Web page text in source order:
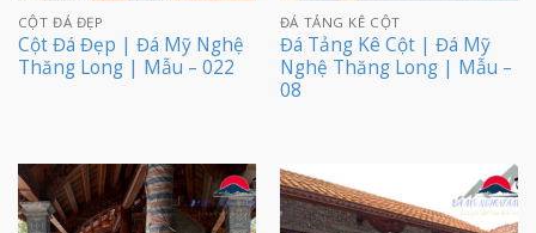
CỘT ĐÁ ĐẸP
Cột Đá Đẹp | Đá Mỹ Nghệ
Thăng Long | Mẫu – 022
ĐÁ TẢNG KÊ CỘT
Đá Tảng Kê Cột | Đá Mỹ
Nghệ Thăng Long | Mẫu –
08